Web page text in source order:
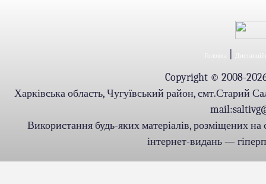
Головна
Copyright © 2008-
Харківська область, Чугуївський район, смт.Старий
Використання будь-яких матеріалів, розміщених
інтернет-видань —